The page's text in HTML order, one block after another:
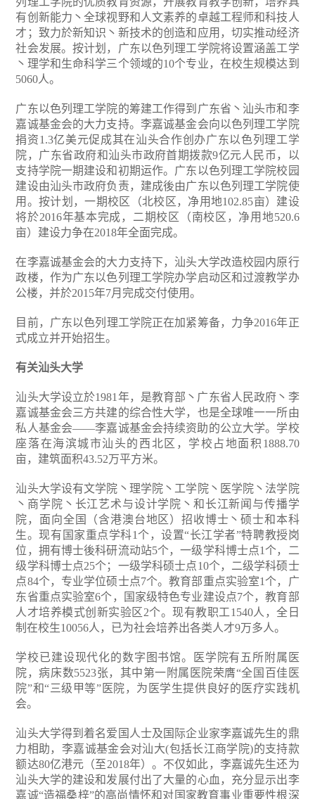
有创新能力丶全球视野和人文素养的卓越工程师和科技人
才；致力於新知识丶新技术的创造和应用，切实推动经济
社会发展。按计划，广东以色列理工学院将设置涵盖工学
丶理学和生命科学三个领域的10个专业，在校生规模达到
5060人。
广东以色列理工学院的筹建工作得到广东省丶汕头市和李
嘉诚基金会的大力支持。李嘉诚基金会向以色列理工学院
捐资1.3亿美元促成其在汕头合作创办广东以色列理工学
院，广东省政府和汕头市政府首期拨款9亿元人民币，以
支持学院一期建设和初期运作。广东以色列理工学院校园
建设由汕头市政府负责，建成後由广东以色列理工学院使
用。按计划，一期校区（北校区，净用地102.85亩）建设
将於2016年基本完成，二期校区（南校区，净用地520.6
亩）建设力争在2018年全面完成。
在李嘉诚基金会的大力支持下，汕头大学改造校园内原行
政楼，作为广东以色列理工学院办学启动区和过渡教学办
公楼，并於2015年7月完成交付使用。
目前，广东以色列理工学院正在加紧筹备，力争2016年正
式成立并开始招生。
有关汕头大学
汕头大学设立於1981年，是教育部丶广东省人民政府丶李
嘉诚基金会三方共建的综合性大学，也是全球唯一一所由
私人基金会――李嘉诚基金会持续资助的公立大学。学校
座落在海滨城市汕头的西北区，学校占地面积1888.70
亩，建筑面积43.52万平方米。
汕头大学设有文学院丶理学院丶工学院丶医学院丶法学院
丶商学院丶长江艺术与设计学院丶和长江新闻与传播学
院，面向全国（含港澳台地区）招收博士丶硕士和本科
生。现有国家重点学科1个，设置“长江学者”特聘教授岗
位，拥有博士後科研流动站5个，一级学科博士点1个，二
级学科博士点25个；一级学科硕士点10个，二级学科硕士
点84个，专业学位硕士点7个。教育部重点实验室1个，广
东省重点实验室6个，国家级特色专业建设点7个，教育部
人才培养模式创新实验区2个。现有教职工1540人，全日
制在校生10056人，已为社会培养出各类人才9万多人。
学校已建设现代化的数字图书馆。医学院有五所附属医
院，病床数5523张，其中第一附属医院荣膺“全国百佳医
院”和“三级甲等”医院，为医学生提供良好的医疗实践机
会。
汕头大学得到着名爱国人士及国际企业家李嘉诚先生的鼎
力相助，李嘉诚基金会对汕大(包括长江商学院)的支持款
额达80亿港元（至2018年）。不仅如此，李嘉诚先生还为
汕头大学的建设和发展付出了大量的心血，充分显示出李
嘉诚“造福桑梓”的高尚情怀和对国家教育事业重要性根深